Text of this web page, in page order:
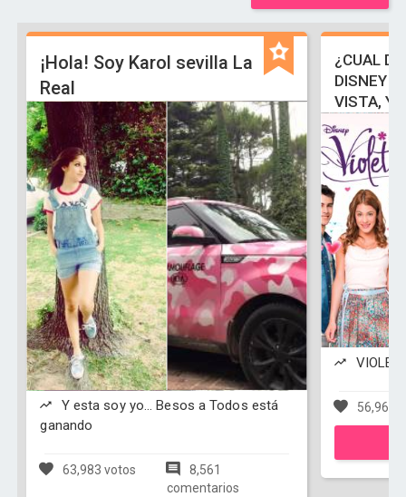
¡Hola! Soy Karol sevilla La
Real
Y esta soy yo... Besos a Todos está
ganando
63,983 votos
8,561
comentarios
¿CUAL
DISNEY
VISTA, Y
56,969